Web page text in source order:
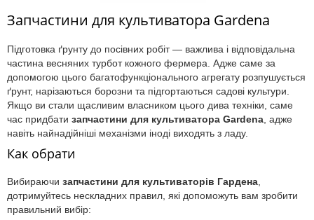
Запчастини для культиватора Gardena
Підготовка ґрунту до посівних робіт — важлива і відповідальна
частина весняних турбот кожного фермера. Адже саме за
допомогою цього багатофункціонального агрегату розпушується
ґрунт, нарізаються борозни та підгортаються садові культури.
Якщо ви стали щасливим власником цього дива техніки, саме
час придбати запчастини для культиватора Gardena , адже
навіть найнадійніші механізми іноді виходять з ладу.
Как обрати
Вибираючи запчастини для культиваторів Гардена
дотримуйтесь нескладних правил, які допоможуть вам зробити
правильний вибір: